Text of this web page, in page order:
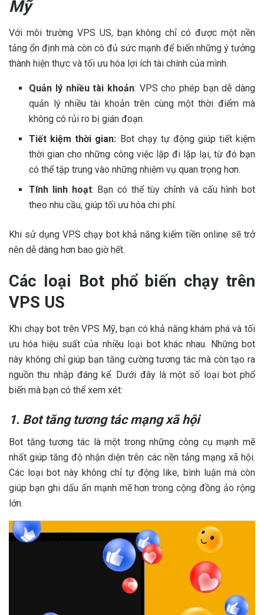
Mỹ
Với môi trường VPS US, bạn không chỉ có được một nền
tảng ổn định mà còn có đủ sức mạnh để biến những ý tưởng
thành hiện thực và tối ưu hóa lợi ích tài chính của mình.
Quản lý nhiều tài khoản: VPS cho phép bạn dễ dàng
quản lý nhiều tài khoản trên cùng một thời điểm mà
không có rủi ro bị gián đoạn.
Tiết kiệm thời gian: Bot chạy tự động giúp tiết kiệm
thời gian cho những công việc lặp đi lặp lại, từ đó bạn
có thể tập trung vào những nhiệm vụ quan trọng hơn.
Tính linh hoạt: Bạn có thể tùy chỉnh và cấu hình bot
theo nhu cầu, giúp tối ưu hóa chi phí.
Khi sử dụng VPS chạy bot khả năng kiếm tiền online sẽ trở
nên dễ dàng hơn bao giờ hết.
Các loại Bot phổ biến chạy trên
VPS US
Khi chạy bot trên VPS Mỹ, bạn có khả năng khám phá và tối
ưu hóa hiệu suất của nhiều loại bot khác nhau. Những bot
này không chỉ giúp bạn tăng cường tương tác mà còn tạo ra
nguồn thu nhập đáng kể. Dưới đây là một số loại bot phổ
biến mà bạn có thể xem xét:
1. Bot tăng tương tác mạng xã hội
Bot tăng tương tác là một trong những công cụ mạnh mẽ
nhất giúp tăng độ nhận diện trên các nền tảng mạng xã hội.
Các loại bot này không chỉ tự động like, bình luận mà còn
giúp bạn ghi dấu ấn mạnh mẽ hơn trong cộng đồng ảo rộng
lớn.